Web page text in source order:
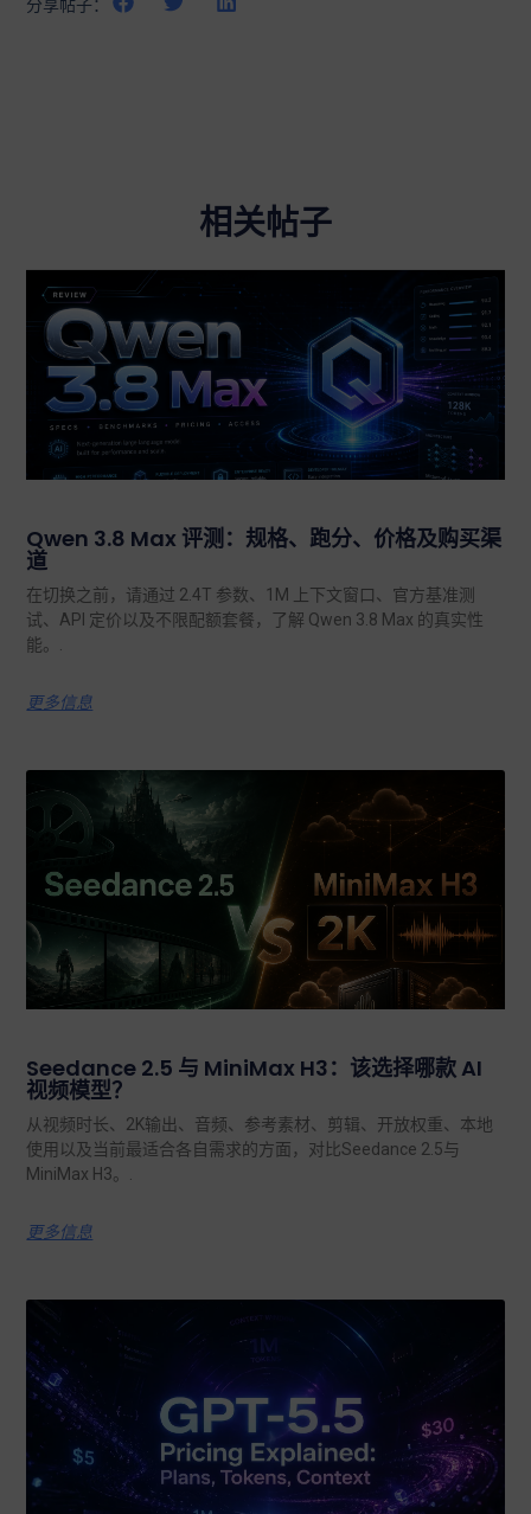
相关帖子
Qwen 3.8 Max 评测：规格、跑分、价格及购买渠
道
在切换之前，请通过 2.4T 参数、1M 上下文窗口、官方基准测
试、API 定价以及不限配额套餐，了解 Qwen 3.8 Max 的真实性
能。.
更多信息
Seedance 2.5 与 MiniMax H3：该选择哪款 AI
视频模型？
从视频时长、2K输出、音频、参考素材、剪辑、开放权重、本地
使用以及当前最适合各自需求的方面，对比Seedance 2.5与
MiniMax H3。.
更多信息